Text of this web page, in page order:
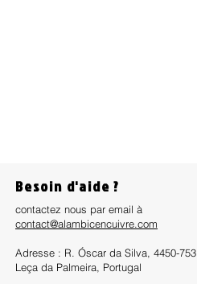
Besoin d'aide ?
contactez nous par email à
contact@alambicencuivre.com
Adresse : R. Óscar da Silva, 4450-753
Leça da Palmeira, Portugal